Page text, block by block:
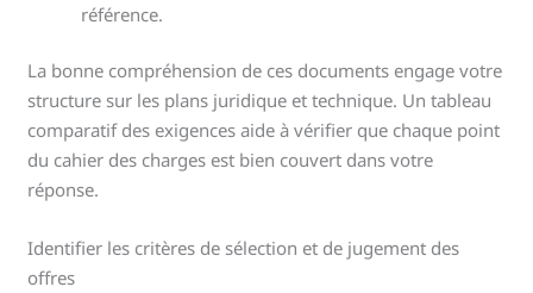
référence.
La bonne compréhension de ces documents engage votre
structure sur les plans juridique et technique. Un tableau
comparatif des exigences aide à vérifier que chaque point
du cahier des charges est bien couvert dans votre
réponse.
Identifier les critères de sélection et de jugement des
offres